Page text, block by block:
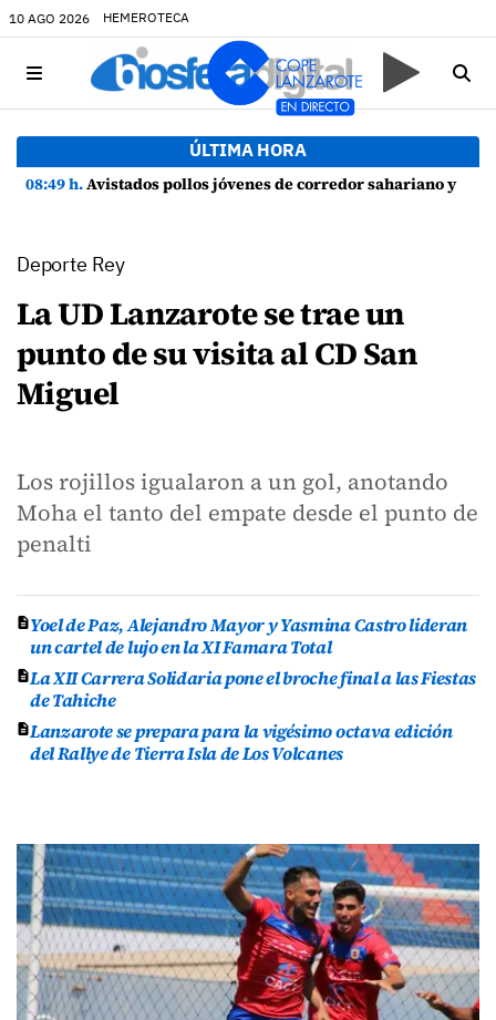
10 AGO 2026 HEMEROTECA
ÚLTIMA HORA
08:49 h.Avistados pollos jóvenes de corredor sahariano y episodios de cortejo de hubara cerca del rally de Lanzarote
Deporte Rey
La UD Lanzarote se trae un
punto de su visita al CD San
Miguel
Los rojillos igualaron a un gol, anotando
Moha el tanto del empate desde el punto de
penalti
Yoel de Paz, Alejandro Mayor y Yasmina Castro lideran
un cartel de lujo en la XI Famara Total
La XII Carrera Solidaria pone el broche final a las Fiestas
de Tahiche
Lanzarote se prepara para la vigésimo octava edición
del Rallye de Tierra Isla de Los Volcanes